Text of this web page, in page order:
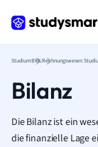
StudiumBWLRechnungswesen
Bilanz
Die Bilanz ist ein
die finanzielle Lage